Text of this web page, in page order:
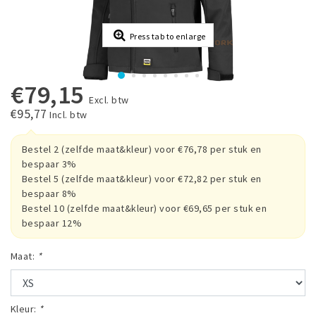
Press tab to enlarge
€79,15 Excl. btw
€95,77 Incl. btw
Bestel 2 (zelfde maat&kleur) voor €76,78 per stuk en
bespaar 3%
Bestel 5 (zelfde maat&kleur) voor €72,82 per stuk en
bespaar 8%
Bestel 10 (zelfde maat&kleur) voor €69,65 per stuk en
bespaar 12%
Maat: *
Kleur: *